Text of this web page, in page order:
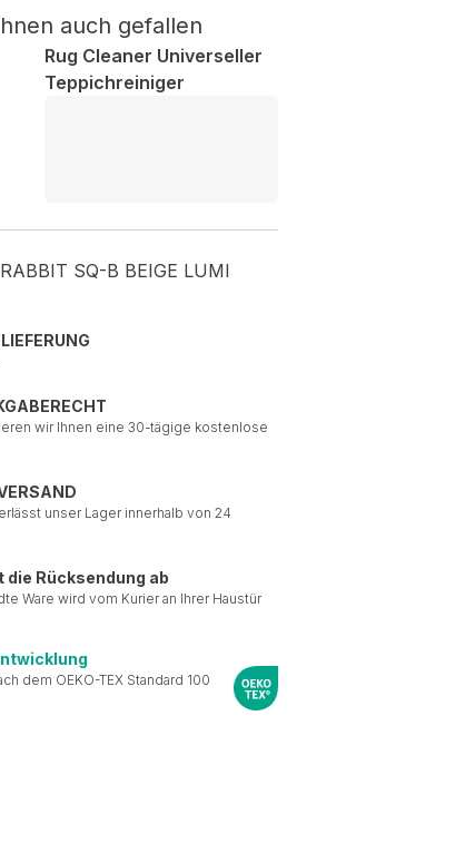
auch gefallen
Rug Cleaner Universeller
Teppichreiniger
RABBIT SQ-B BEIGE LUMI
wir Ihnen eine 30-tägige kostenlose
unser Lager innerhalb von 24
die Rücksendung ab
Ware wird vom Kurier an Ihrer Haustür
dem OEKO-TEX Standard 100